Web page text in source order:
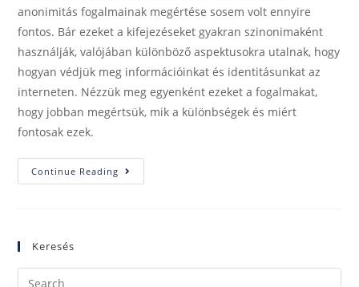
anonimitás fogalmainak megértése sosem volt ennyire
fontos. Bár ezeket a kifejezéseket gyakran szinonimaként
használják, valójában különböző aspektusokra utalnak, hogy
hogyan védjük meg információinkat és identitásunkat az
interneten. Nézzük meg egyenként ezeket a fogalmakat,
hogy jobban megértsük, mik a különbségek és miért
fontosak ezek.
Continue Reading
Keresés